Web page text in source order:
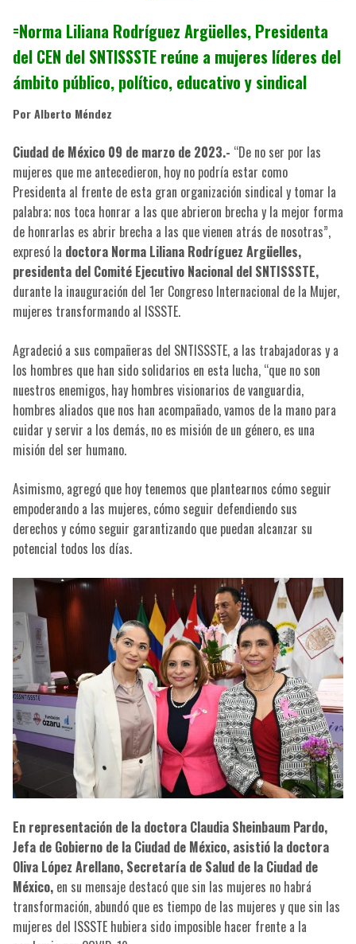
=Norma Liliana Rodríguez Argüelles, Presidenta
del CEN del SNTISSSTE reúne a mujeres líderes del
ámbito público, político, educativo y sindical
Por Alberto Méndez
Ciudad de México 09 de marzo de 2023.- “De no ser por las
mujeres que me antecedieron, hoy no podría estar como
Presidenta al frente de esta gran organización sindical y tomar la
palabra; nos toca honrar a las que abrieron brecha y la mejor forma
de honrarlas es abrir brecha a las que vienen atrás de nosotras”,
expresó la doctora Norma Liliana Rodríguez Argüelles,
presidenta del Comité Ejecutivo Nacional del SNTISSSTE,
durante la inauguración del 1er Congreso Internacional de la Mujer,
mujeres transformando al ISSSTE.
Agradeció a sus compañeras del SNTISSSTE, a las trabajadoras y a
los hombres que han sido solidarios en esta lucha, “que no son
nuestros enemigos, hay hombres visionarios de vanguardia,
hombres aliados que nos han acompañado, vamos de la mano para
cuidar y servir a los demás, no es misión de un género, es una
misión del ser humano.
Asimismo, agregó que hoy tenemos que plantearnos cómo seguir
empoderando a las mujeres, cómo seguir defendiendo sus
derechos y cómo seguir garantizando que puedan alcanzar su
potencial todos los días.
En representación de la doctora Claudia Sheinbaum Pardo,
Jefa de Gobierno de la Ciudad de México, asistió la doctora
Oliva López Arellano, Secretaría de Salud de la Ciudad de
México,en su mensaje destacó que sin las mujeres no habrá
transformación, abundó que es tiempo de las mujeres y que sin las
mujeres del ISSSTE hubiera sido imposible hacer frente a la